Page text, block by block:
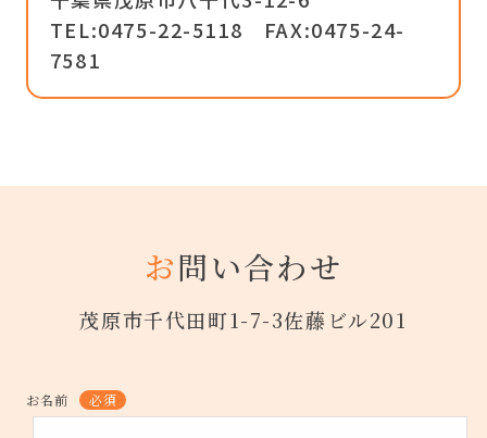
TEL:0475-22-5118 FAX:0475-24-
7581
お問い合わせ
茂原市千代田町1-7-3佐藤ビル201
お名前 必須